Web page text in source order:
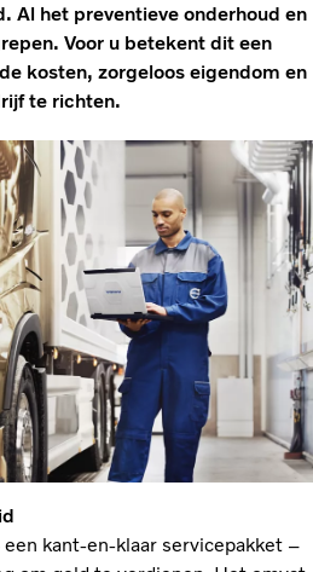
Al het preventieve onderhoud en
Voor u betekent dit een
kosten, zorgeloos eigendom en
te richten.
kant-en-klaar servicepakket –